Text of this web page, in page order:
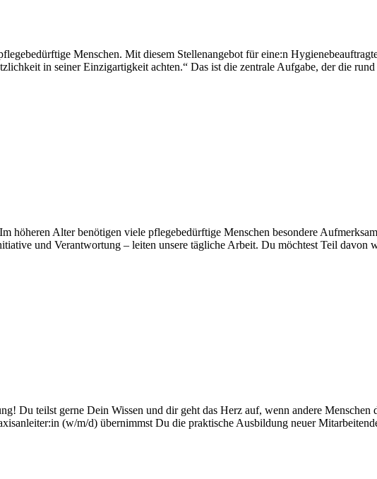
Menschen. Mit diesem Stellenangebot für eine:n
in seiner Einzigartigkeit achten.“ Das ist die zentrale Aufgabe, der die
höheren Alter benötigen viele pflegebedürftige Menschen besondere
und Verantwortung – leiten unsere tägliche Arbeit. Du möchtest Teil davon
Du teilst gerne Dein Wissen und dir geht das Herz auf, wenn andere Menschen
(w/m/d) übernimmst Du die praktische Ausbildung neuer